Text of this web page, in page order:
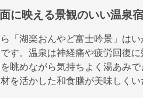
に映える景観のいい温泉宿
「湖楽おんやど富士吟景」は
す。温泉は神経痛や疲労回復
眺めながら気持ちよく湯あみ
を活かした和食膳が美味しくい